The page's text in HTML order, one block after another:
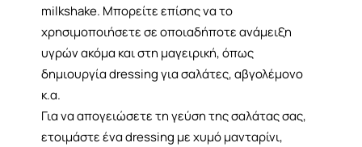
milkshake. Μπορείτε επίσης να το
χρησιμοποιήσετε σε οποιαδήποτε ανάμειξη
υγρών ακόμα και στη μαγειρική, όπως
δημιουργία dressing για σαλάτες, αβγολέμονο
κ.α.
Για να απογειώσετε τη γεύση της σαλάτας σας,
ετοιμάστε ένα dressing με χυμό μανταρίνι,